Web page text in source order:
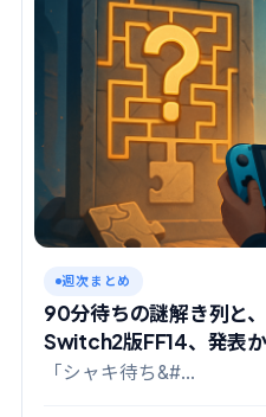
週次まとめ
90分待ちの謎解き列と
Switch2版FF14、発表
全記録【編集部まとめ】
「シャキ待ち&#…